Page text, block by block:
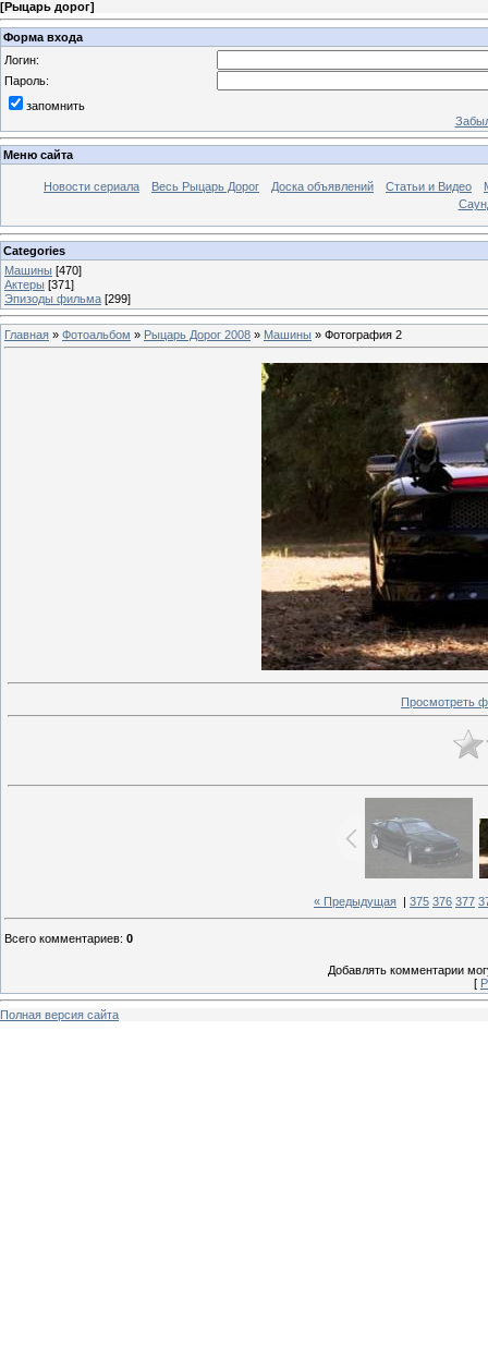
[Рыцарь дорог]
Форма входа
Логин:
Пароль:
запомнить
Меню сайта
Новости сериала Весь Рыцарь Дорог Доска объявлений Статьи и Видео
Categories
Машины [470]
Актеры [371]
Эпизоды фильма [299]
Главная » Фотоальбом » Рыцарь Дорог 2008 » Машины » Фотография 2
Просмотреть
« Предыдущая 375 376 377
Всего комментариев: 0
Добавлять комментарии
[
Полная версия сайта